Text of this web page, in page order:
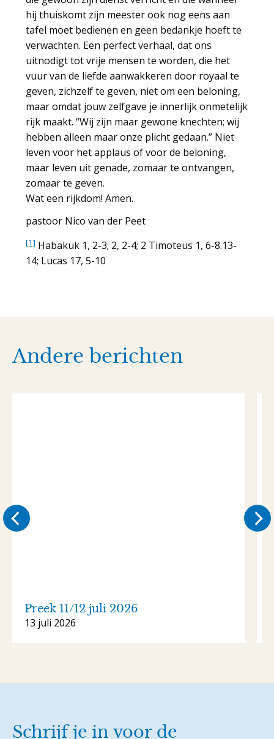
hij thuiskomt zijn meester ook nog eens aan
tafel moet bedienen en geen bedankje hoeft te
verwachten. Een perfect verhaal, dat ons
uitnodigt tot vrije mensen te worden, die het
vuur van de liefde aanwakkeren door royaal te
geven, zichzelf te geven, niet om een beloning,
maar omdat jouw zelfgave je innerlijk onmetelijk
rijk maakt. “Wij zijn maar gewone knechten; wij
hebben alleen maar onze plicht gedaan.” Niet
leven voor het applaus of voor de beloning,
maar leven uit genade, zomaar te ontvangen,
zomaar te geven.
Wat een rijkdom! Amen.
pastoor Nico van der Peet
[1] Habakuk 1, 2-3; 2, 2-4; 2 Timoteüs 1, 6-8.13-
14; Lucas 17, 5-10
Andere berichten
Preek 11/12 juli 2026
13 juli 2026
Schrijf je in voor de